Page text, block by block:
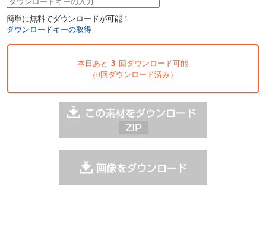
簡単に無料でダウンロードが可能！
ダウンロードキーの取得
本日あと 3 回ダウンロード可能
（0回ダウンロード済み）